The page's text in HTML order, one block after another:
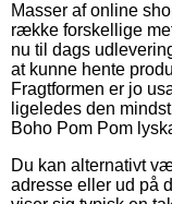
Masser af online
række forskellige
nu til dags
at kunne hente
Fragtformen er jo
ligeledes den
Boho Pom Pom
Du kan alternativt
adresse eller ud på